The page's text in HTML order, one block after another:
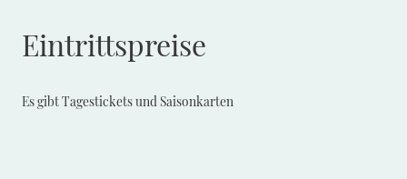
Eintrittspreise
Es gibt Tagestickets und Saisonkarten